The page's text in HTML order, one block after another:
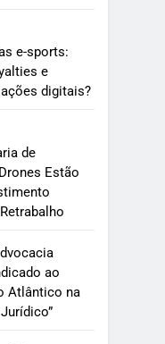
e-sports:
e
digitais?
de
Estão
ao
Atlântico na